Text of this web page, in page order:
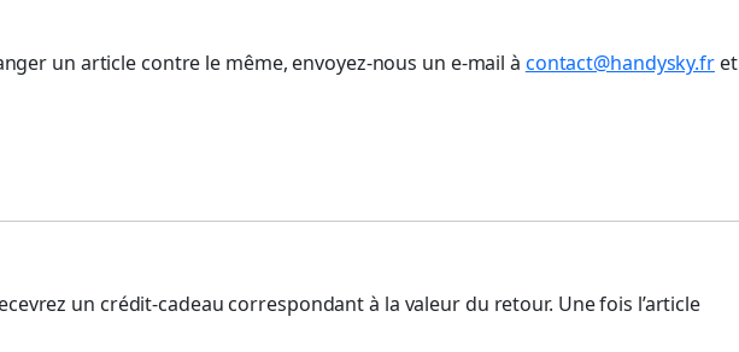
un article contre le même, envoyez-nous un e-mail à contact@handysky.fret
un crédit-cadeau correspondant à la valeur du retour. Une fois l’article